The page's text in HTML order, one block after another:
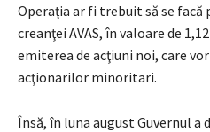
Operaţia ar fi trebuit să se facă
creanţei AVAS, în valoare de
emiterea de acţiuni noi, care
acţionarilor minoritari.
Însă, în luna august Guvernul